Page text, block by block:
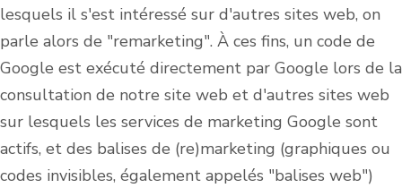
lesquels il s'est intéressé sur d'autres sites web, on
parle alors de "remarketing". À ces fins, un code de
Google est exécuté directement par Google lors de la
consultation de notre site web et d'autres sites web
sur lesquels les services de marketing Google sont
actifs, et des balises de (re)marketing (graphiques ou
codes invisibles, également appelés "balises web")